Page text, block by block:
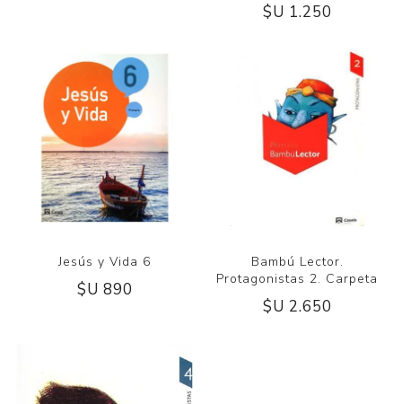
$U 1.250
Jesús y Vida 6
$U 890
Bambú Lector.
Protagonistas 2. Carpeta
$U 2.650